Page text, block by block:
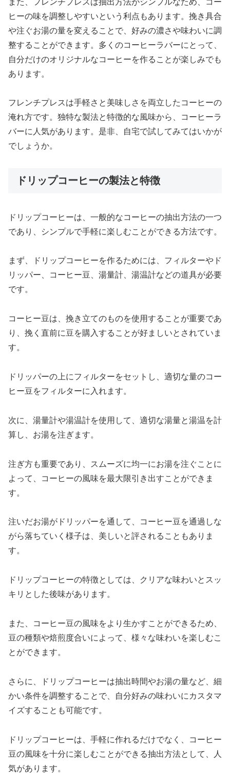
ヒーの味を調整しやすいという利点もあります。挽き具合
や注ぐお湯の量を変えることで、好みの濃さや味わいに調
整することができます。多くのコーヒーラバーにとって、
自分だけのオリジナルなコーヒーを作ることが楽しみでも
あります。
フレンチプレスは手軽さと美味しさを両立したコーヒーの
淹れ方です。独特な製法と特徴的な風味から、コーヒーラ
バーに人気があります。是非、自宅で試してみてはいかが
でしょうか。
ドリップコーヒーの製法と特徴
ドリップコーヒーは、一般的なコーヒーの抽出方法の一つ
であり、シンプルで手軽に楽しむことができる方法です。
まず、ドリップコーヒーを作るためには、フィルターやド
リッパー、コーヒー豆、湯量計、湯温計などの道具が必要
です。
コーヒー豆は、挽き立てのものを使用することが重要であ
り、挽く直前に豆を購入することが好ましいとされていま
す。
ドリッパーの上にフィルターをセットし、適切な量のコー
ヒー豆をフィルターに入れます。
次に、湯量計や湯温計を使用して、適切な湯量と湯温を計
算し、お湯を注ぎます。
注ぎ方も重要であり、スムーズに均一にお湯を注ぐことに
よって、コーヒーの風味を最大限引き出すことができま
す。
注いだお湯がドリッパーを通して、コーヒー豆を通過しな
がら落ちていく様子は、美しいと評されることもありま
す。
ドリップコーヒーの特徴としては、クリアな味わいとスッ
キリとした後味があります。
また、コーヒー豆の風味をより生かすことができるため、
豆の種類や焙煎度合いによって、様々な味わいを楽しむこ
とができます。
さらに、ドリップコーヒーは抽出時間やお湯の量など、細
かい条件を調整することで、自分好みの味わいにカスタマ
イズすることも可能です。
ドリップコーヒーは、手軽に作れるだけでなく、コーヒー
豆の風味を十分に楽しむことができる抽出方法として、人
気があります。